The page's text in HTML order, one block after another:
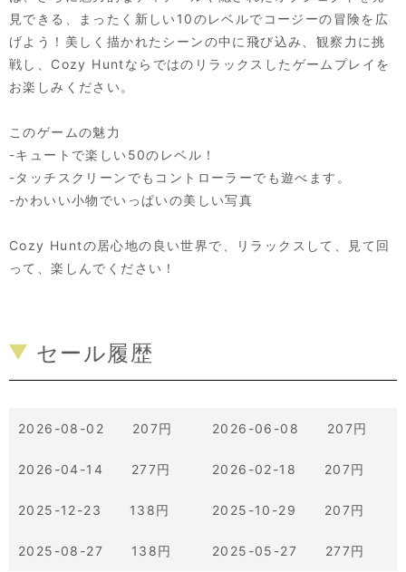
見できる、まったく新しい10のレベルでコージーの冒険を広
げよう！美しく描かれたシーンの中に飛び込み、観察力に挑
戦し、Cozy Huntならではのリラックスしたゲームプレイを
お楽しみください。
このゲームの魅力
-キュートで楽しい50のレベル！
-タッチスクリーンでもコントローラーでも遊べます。
-かわいい小物でいっぱいの美しい写真
Cozy Huntの居心地の良い世界で、リラックスして、見て回
って、楽しんでください！
セール履歴
2026-08-02 207円 2026-06-08 207円
2026-04-14 277円 2026-02-18 207円
2025-12-23 138円 2025-10-29 207円
2025-08-27 138円 2025-05-27 277円